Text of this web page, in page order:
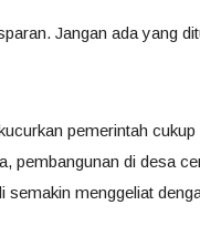
Jangan ada yang
pemerintah
pembangunan di desa
menggeliat